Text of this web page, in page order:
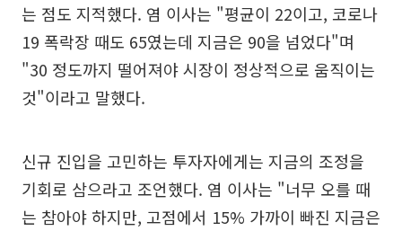
는 점도 지적했다. 염 이사는 "평균이 22이고, 코로나
19 폭락장 때도 65였는데 지금은 90을 넘었다"며
"30 정도까지 떨어져야 시장이 정상적으로 움직이는
것"이라고 말했다.
신규 진입을 고민하는 투자자에게는 지금의 조정을
기회로 삼으라고 조언했다. 염 이사는 "너무 오를 때
는 참아야 하지만, 고점에서 15% 가까이 빠진 지금은